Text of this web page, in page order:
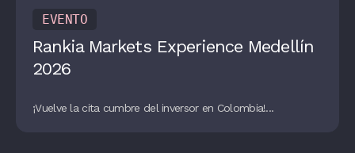
EVENTO
Rankia Markets Experience Medellín
2026
¡Vuelve la cita cumbre del inversor en Colombia!...